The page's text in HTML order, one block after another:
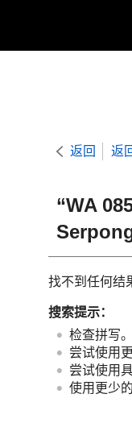
返回 返
“WA
找不到任何结
搜索提示：
检查拼写。
尝试使用
尝试使用
使用更少